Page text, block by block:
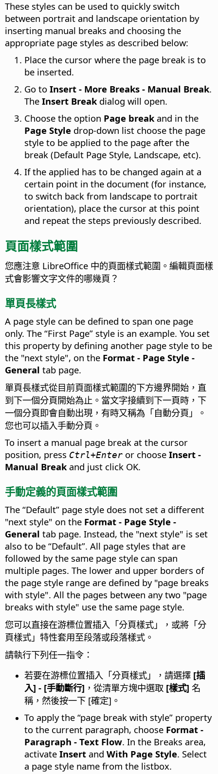
These styles can be used to quickly switch
between portrait and landscape orientation by
inserting manual breaks and choosing the
appropriate page styles as described below:
Place the cursor where the page break is to
be inserted.
Go to Insert - More Breaks - Manual Break.
The Insert Breakdialog will open.
Choose the option Page breakand in the
Page Style drop-down list choose the page
style to be applied to the page after the
break (Default Page Style, Landscape, etc).
If the applied has to be changed again at a
certain point in the document (for instance,
to switch back from landscape to portrait
orientation), place the cursor at this point
and repeat the steps previously described.
頁面樣式範圍
您應注意 LibreOffice 中的頁面樣式範圍。編輯頁面樣
式會影響文字文件的哪幾頁？
單頁長樣式
A page style can be defined to span one page
only. The “First Page” style is an example. You set
this property by defining another page style to be
the "next style", on the Format - Page Style -
General tab page.
單頁長樣式從目前頁面樣式範圍的下方邊界開始，直
到下一個分頁開始為止。當文字接續到下一頁時，下
一個分頁即會自動出現，有時又稱為「自動分頁」。
您也可以插入手動分頁。
To insert a manual page break at the cursor
position, press Ctrl+Enter or choose Insert -
Manual Breakand just click OK.
手動定義的頁面樣式範圍
The “Default” page style does not set a different
"next style" on the Format - Page Style -
General tab page. Instead, the "next style" is set
also to be “Default”. All page styles that are
followed by the same page style can span
multiple pages. The lower and upper borders of
the page style range are defined by "page breaks
with style". All the pages between any two "page
breaks with style" use the same page style.
您可以直接在游標位置插入「分頁樣式」，或將「分
頁樣式」特性套用至段落或段落樣式。
請執行下列任一指令：
若要在游標位置插入「分頁樣式」，請選擇 [插
入] - [手動斷行] ，從清單方塊中選取 [樣式] 名
稱，然後按一下 [確定]。
To apply the “page break with style” property
to the current paragraph, choose Format -
Paragraph - Text Flow. In the Breaks area,
activate Insert and With Page Style. Select
a page style name from the listbox.